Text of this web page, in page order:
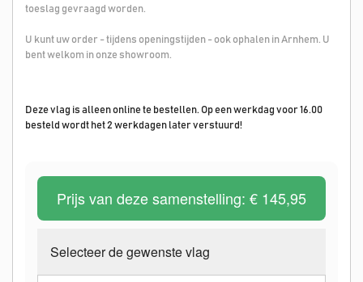
toeslag gevraagd worden.
U kunt uw order - tijdens openingstijden - ook ophalen in Arnhem. U
bent welkom in onze showroom.
Deze vlag is alleen online te bestellen. Op een werkdag voor 16.00
besteld wordt het 2 werkdagen later verstuurd!
Prijs van deze samenstelling: € 145,95
Selecteer de gewenste vlag